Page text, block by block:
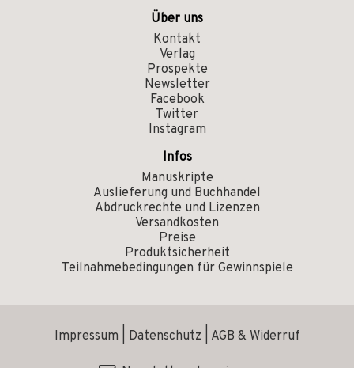
Über uns
Kontakt
Verlag
Prospekte
Newsletter
Facebook
Twitter
Instagram
Infos
Manuskripte
Auslieferung und Buchhandel
Abdruckrechte und Lizenzen
Versandkosten
Preise
Produktsicherheit
Teilnahmebedingungen für Gewinnspiele
Impressum Datenschutz AGB & Widerruf